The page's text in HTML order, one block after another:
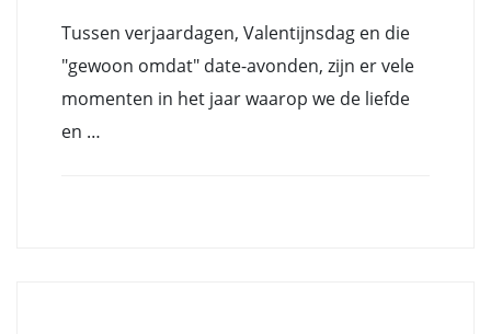
Tussen verjaardagen, Valentijnsdag en die
"gewoon omdat" date-avonden, zijn er vele
momenten in het jaar waarop we de liefde
en …